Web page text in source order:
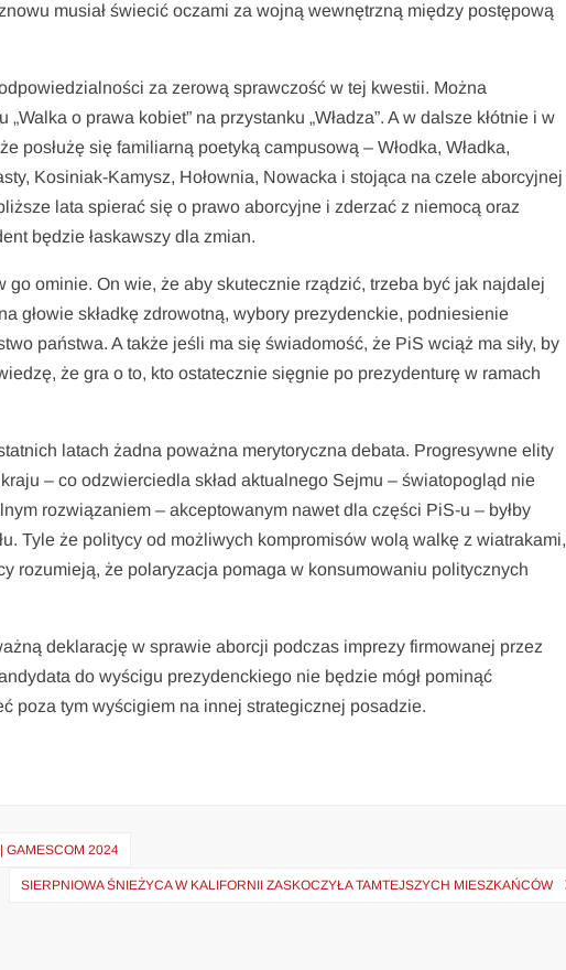
musiał świecić oczami za wojną wewnętrzną między postępową
za zerową sprawczość w tej kwestii. Można
o prawa kobiet” na przystanku „Władza”. A w dalsze kłótnie i w
posłużę się familiarną poetyką campusową – Włodka, Władka,
Kosiniak-Kamysz, Hołownia, Nowacka i stojąca na czele aborcyjnej
lata spierać się o prawo aborcyjne i zderzać z niemocą oraz
będzie łaskawszy dla zmian.
ominie. On wie, że aby skutecznie rządzić, trzeba być jak najdalej
głowie składkę zdrowotną, wybory prezydenckie, podniesienie
państwa. A także jeśli ma się świadomość, że PiS wciąż ma siły, by
że gra o to, kto ostatecznie sięgnie po prezydenturę w ramach
latach żadna poważna merytoryczna debata. Progresywne elity
– co odzwierciedla skład aktualnego Sejmu – światopogląd nie
rozwiązaniem – akceptowanym nawet dla części PiS-u – byłby
Tyle że politycy od możliwych kompromisów wolą walkę z wiatrakami,
rozumieją, że polaryzacja pomaga w konsumowaniu politycznych
deklarację w sprawie aborcji podczas imprezy firmowanej przez
do wyścigu prezydenckiego nie będzie mógł pominąć
poza tym wyścigiem na innej strategicznej posadzie.
GAMESCOM 2024
SIERPNIOWA ŚNIEŻYCA W KALIFORNII ZASKOCZYŁA TAMTEJSZYCH MIESZKAŃCÓW